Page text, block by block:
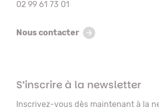
02 99 61 73 01
Nous contacter
S’inscrire à la newsletter
Inscrivez-vous dès maintenant à la